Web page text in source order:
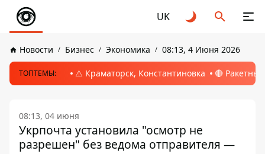
UK
Новости Бизнес Экономика 08:13, 4 Июня 2026
ТОПТЕМЫ: ⚠️ Краматорск, Константиновка 🔴
08:13, 04 июня
Укрпочта установила "осмотр не
разрешен" без ведома отправителя —